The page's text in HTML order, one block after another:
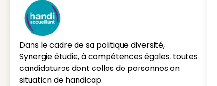
Dans le cadre de sa politique diversité,
Synergie étudie, à compétences égales, toutes
candidatures dont celles de personnes en
situation de handicap.